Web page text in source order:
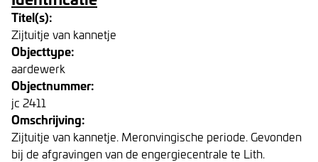
Titel(s):
Zijtuitje van kannetje
Objecttype:
aardewerk
Objectnummer:
jc 2411
Omschrijving:
Zijtuitje van kannetje. Meronvingische periode. Gevonden
bij de afgravingen van de engergiecentrale te Lith.